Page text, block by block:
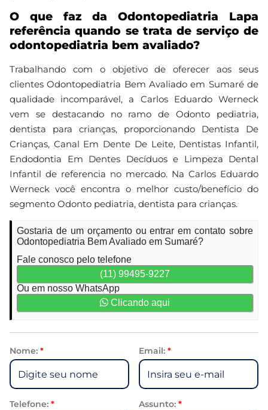
O que faz da Odontopediatria Lapa
referência quando se trata de serviço de
odontopediatria bem avaliado?
Trabalhando com o objetivo de oferecer aos seus
clientes Odontopediatria Bem Avaliado em Sumaré de
qualidade incomparável, a Carlos Eduardo Werneck
vem se destacando no ramo de Odonto pediatria,
dentista para crianças, proporcionando Dentista De
Crianças, Canal Em Dente De Leite, Dentistas Infantil,
Endodontia Em Dentes Decíduos e Limpeza Dental
Infantil de referencia no mercado. Na Carlos Eduardo
Werneck você encontra o melhor custo/benefício do
segmento Odonto pediatria, dentista para crianças.
Gostaria de um orçamento ou entrar em contato sobre
Odontopediatria Bem Avaliado em Sumaré?
Fale conosco pelo telefone
(11) 99495-9227
Ou em nosso WhatsApp
Clicando aqui
Nome: * Email: *
Telefone: * Assunto: *